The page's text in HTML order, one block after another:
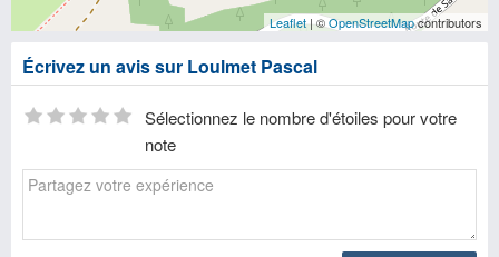
Leaflet| ©OpenStreetMapcontributors
Écrivez un avis sur Loulmet Pascal
Sélectionnez le nombre d'étoiles pour votre
note